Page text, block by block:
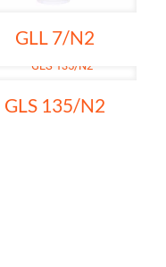
GLL 7/N2
GLS 135/N2